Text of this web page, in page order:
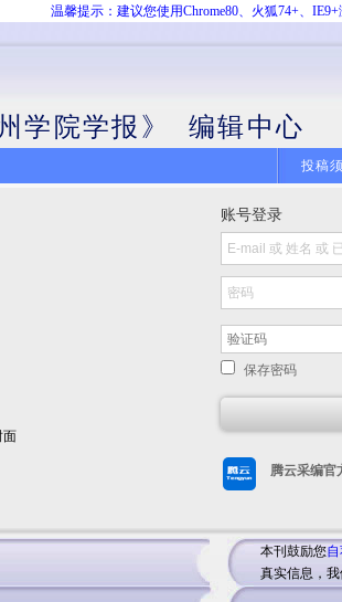
温馨提示：建议您使用Chrome80、火狐74+、
州学院学报》 编辑中心
投稿
账号登录
保存密码
腾云采编官
本刊鼓励您
真实信息，